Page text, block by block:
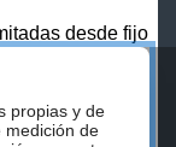
desde fijo
27,00 €/mes
propias y de
medición de